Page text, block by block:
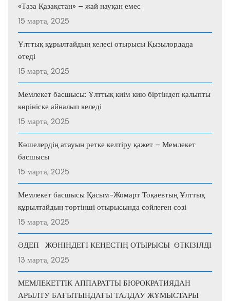
«Таза Қазақстан» – жай науқан емес
15 марта, 2025
Ұлттық құрылтайдың келесі отырысы Қызылордада
өтеді
15 марта, 2025
Мемлекет басшысы: Ұлттық киім кию біртіндеп қалыпты
көрініске айналып келеді
15 марта, 2025
Көшелердің атауын ретке келтіру қажет – Мемлекет
басшысы
15 марта, 2025
Мемлекет басшысы Қасым-Жомарт Тоқаевтың Ұлттық
құрылтайдың төртінші отырысында сөйлеген сөзі
15 марта, 2025
ӘДЕП ЖӨНІНДЕГІ КЕҢЕСТІҢ ОТЫРЫСЫ ӨТКІЗІЛДІ
13 марта, 2025
МЕМЛЕКЕТТІК АППАРАТТЫ БЮРОКРАТИЯДАН
АРЫЛТУ БАҒЫТЫНДАҒЫ ТАЛДАУ ЖҰМЫСТАРЫ